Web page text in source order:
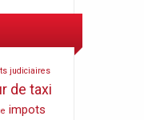
judiciaires
de taxi
impots